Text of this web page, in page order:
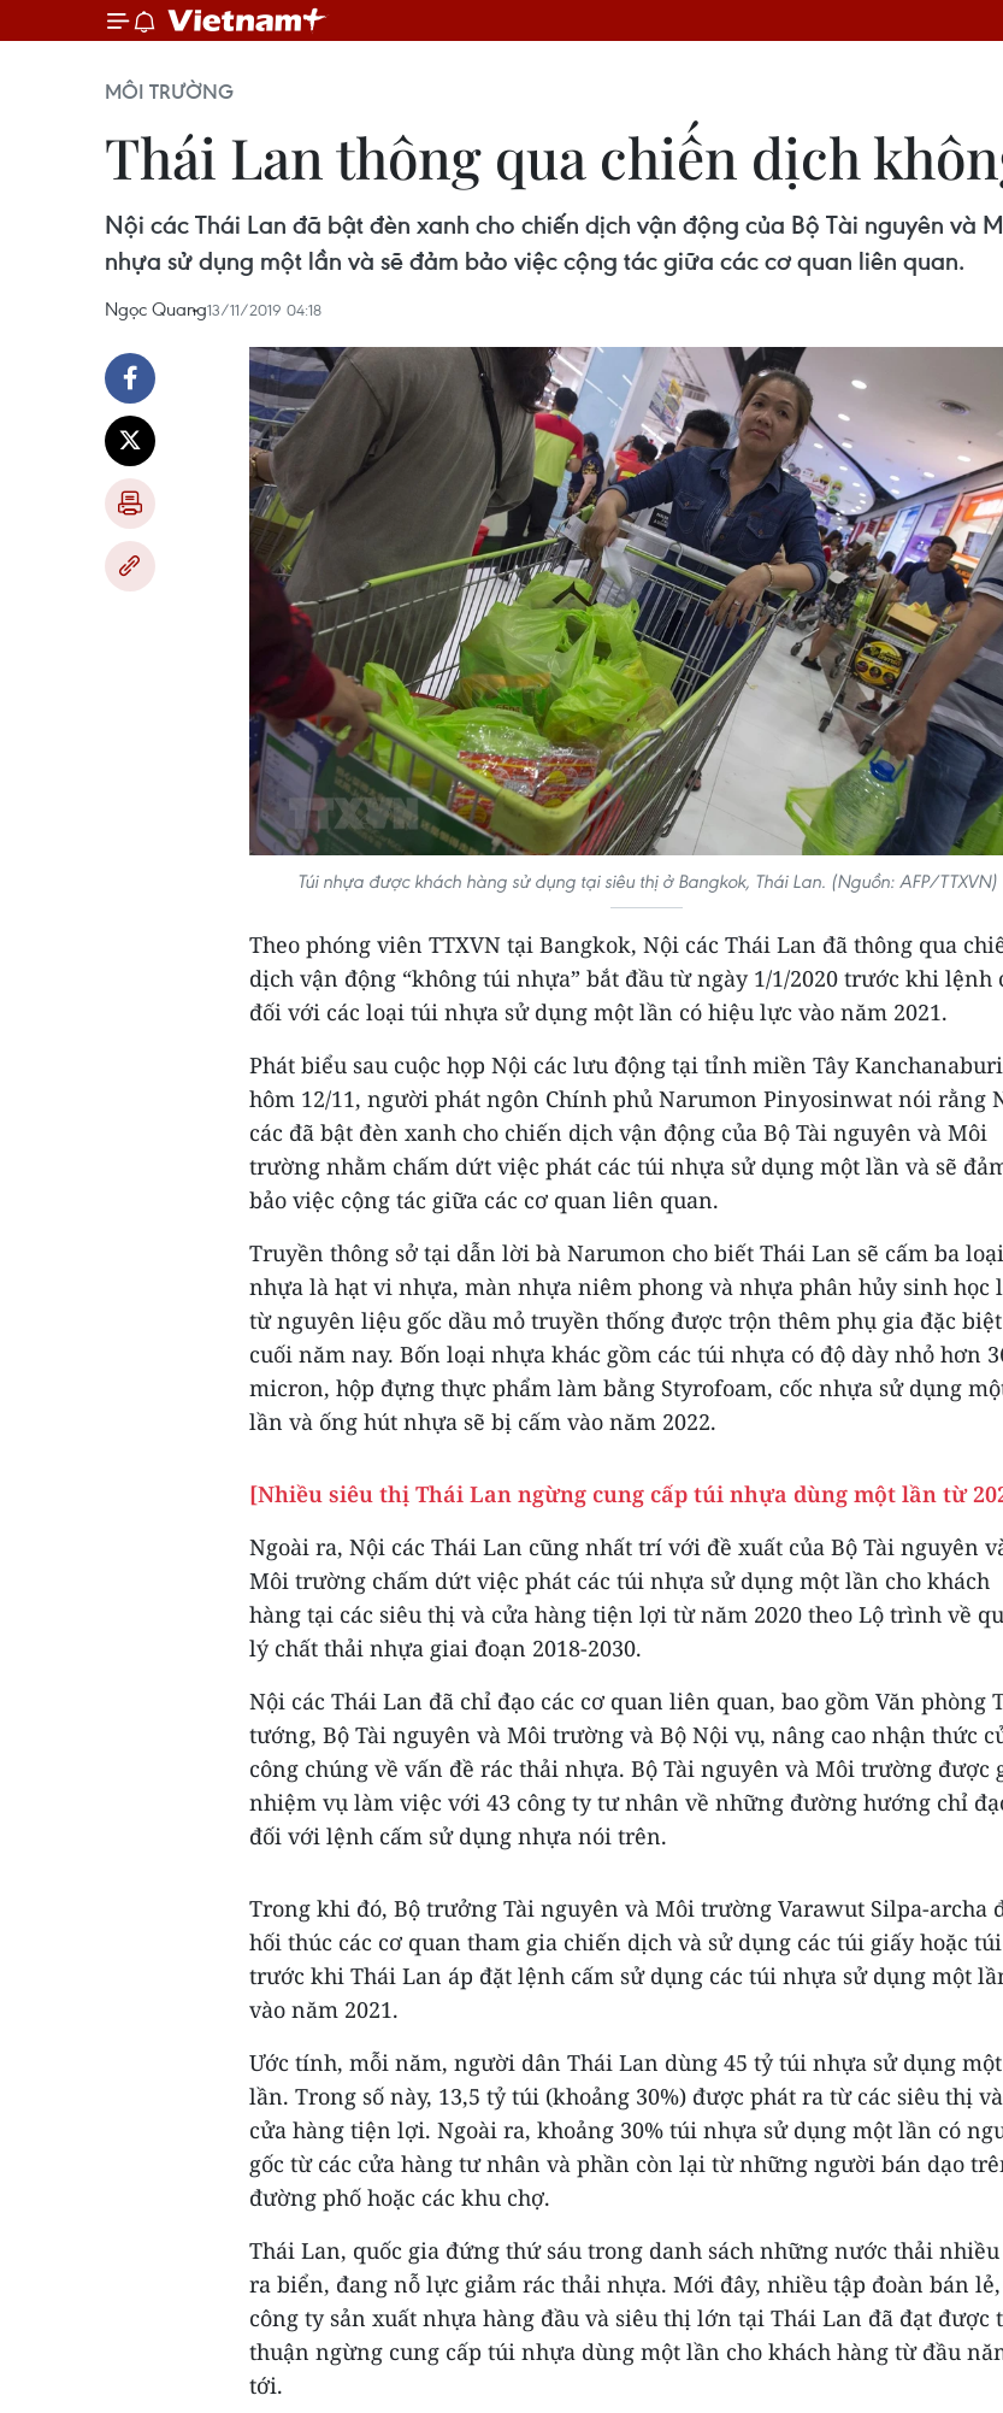
MÔI TRƯỜNG
Thái Lan thông qua chiến dịch
Nội các Thái Lan đã bật đèn xanh cho chiến dịch vận động của Bộ Tài nguyên và
nhựa sử dụng một lần và sẽ đảm bảo việc cộng tác giữa các cơ quan liên quan.
Ngọc Quang13/11/2019 04:18
Túi nhựa được khách hàng sử dụng tại siêu thị ở Bangkok, Thái Lan. (Nguồn: AFP/TTXVN)
Theo phóng viên TTXVN tại Bangkok, Nội các Thái Lan đã thông qua
dịch vận động “không túi nhựa” bắt đầu từ ngày 1/1/2020 trước khi lệnh
đối với các loại túi nhựa sử dụng một lần có hiệu lực vào năm 2021.
Phát biểu sau cuộc họp Nội các lưu động tại tỉnh miền Tây Kanchanaburi
hôm 12/11, người phát ngôn Chính phủ Narumon Pinyosinwat nói rằng
các đã bật đèn xanh cho chiến dịch vận động của Bộ Tài nguyên và Môi
trường nhằm chấm dứt việc phát các túi nhựa sử dụng một lần và sẽ
bảo việc cộng tác giữa các cơ quan liên quan.
Truyền thông sở tại dẫn lời bà Narumon cho biết Thái Lan sẽ cấm ba loại
nhựa là hạt vi nhựa, màn nhựa niêm phong và nhựa phân hủy sinh học
từ nguyên liệu gốc dầu mỏ truyền thống được trộn thêm phụ gia đặc
cuối năm nay. Bốn loại nhựa khác gồm các túi nhựa có độ dày nhỏ hơn
micron, hộp đựng thực phẩm làm bằng Styrofoam, cốc nhựa sử dụng
lần và ống hút nhựa sẽ bị cấm vào năm 2022.
[Nhiều siêu thị Thái Lan ngừng cung cấp túi nhựa dùng một lần từ
Ngoài ra, Nội các Thái Lan cũng nhất trí với đề xuất của Bộ Tài nguyên
Môi trường chấm dứt việc phát các túi nhựa sử dụng một lần cho khách
hàng tại các siêu thị và cửa hàng tiện lợi từ năm 2020 theo Lộ trình về
lý chất thải nhựa giai đoạn 2018-2030.
Nội các Thái Lan đã chỉ đạo các cơ quan liên quan, bao gồm Văn phòng
tướng, Bộ Tài nguyên và Môi trường và Bộ Nội vụ, nâng cao nhận thức
công chúng về vấn đề rác thải nhựa. Bộ Tài nguyên và Môi trường được
nhiệm vụ làm việc với 43 công ty tư nhân về những đường hướng chỉ
đối với lệnh cấm sử dụng nhựa nói trên.
Trong khi đó, Bộ trưởng Tài nguyên và Môi trường Varawut Silpa-archa
hối thúc các cơ quan tham gia chiến dịch và sử dụng các túi giấy hoặc
trước khi Thái Lan áp đặt lệnh cấm sử dụng các túi nhựa sử dụng một
vào năm 2021.
Ước tính, mỗi năm, người dân Thái Lan dùng 45 tỷ túi nhựa sử dụng một
lần. Trong số này, 13,5 tỷ túi (khoảng 30%) được phát ra từ các siêu thị
cửa hàng tiện lợi. Ngoài ra, khoảng 30% túi nhựa sử dụng một lần có
gốc từ các cửa hàng tư nhân và phần còn lại từ những người bán dạo
đường phố hoặc các khu chợ.
Thái Lan, quốc gia đứng thứ sáu trong danh sách những nước thải
ra biển, đang nỗ lực giảm rác thải nhựa. Mới đây, nhiều tập đoàn bán lẻ,
công ty sản xuất nhựa hàng đầu và siêu thị lớn tại Thái Lan đã đạt được
thuận ngừng cung cấp túi nhựa dùng một lần cho khách hàng từ đầu
tới.